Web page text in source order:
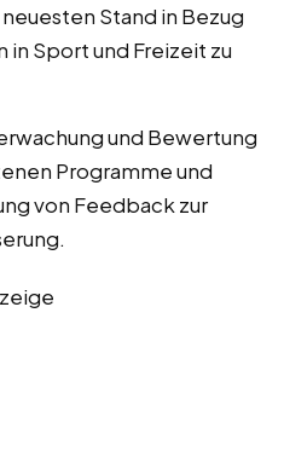
Stand in Bezug
in Sport und Freizeit zu
und Bewertung
Programme und
von Feedback zur